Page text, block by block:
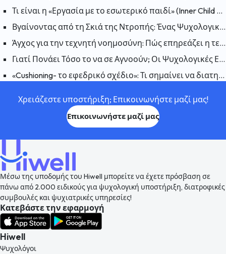
Τι είναι η «Εργασία με το εσωτερικό παιδί» (Inner Child Work); Πώς επηρεάζουν οι πληγές του παρελθόντος το παρόν;
Βγαίνοντας από τη Σκιά της Ντροπής: Ένας Ψυχολογικός Οδηγός για να Συμφιλιωθείτε με τον Εαυτό σας
Άγχος για την τεχνητή νοημοσύνη: Πώς επηρεάζει η τεχνητή νοημοσύνη την ανθρώπινη ψυχολογία;
Γιατί Πονάει Τόσο το να σε Αγνοούν; Οι Ψυχολογικές Επιπτώσεις της Αδιαφορίας
«Cushioning- το εφεδρικό σχέδιο»: Τι σημαίνει να διατηρείται ένα εφεδρικό σχέδιο σε μια σχέση και γιατί συμβαίνει;
Χρειάζεστε υποστήριξη; Επικοινωνήστε μαζί μας!
Επικοινωνήστε μαζί μας
Μέσω της υποδομής του Hiwell μπορείτε να έχετε πρόσβαση σε
πάνω από 2.000 ειδικούς για ψυχολογική υποστήριξη, διατροφικές
συμβουλές και ψυχιατρικές υπηρεσίες!
Κατεβάστε την εφαρμογή
Hiwell
Ψυχολόγοι